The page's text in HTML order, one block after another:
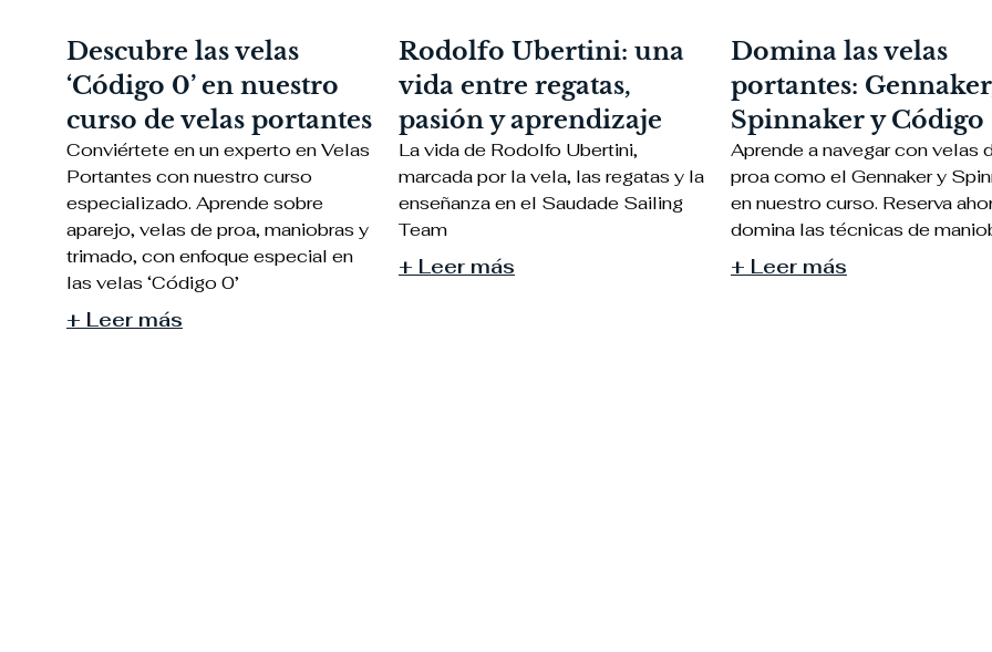
Descubre las velas
‘Código 0’ en nuestro
curso de velas portantes
Conviértete en un experto en Velas
Portantes con nuestro curso
especializado. Aprende sobre
aparejo, velas de proa, maniobras y
trimado, con enfoque especial en
las velas ‘Código 0’
+ Leer más
Rodolfo Ubertini: una
vida entre regatas,
pasión y aprendizaje
La vida de Rodolfo Ubertini,
marcada por la vela, las regatas y la
enseñanza en el Saudade Sailing
Team
+ Leer más
Domina las velas
portantes:
Spinnaker y Código
Aprende a navegar con velas
proa como el Gennaker y
en nuestro curso. Reserva
domina las técnicas de
+ Leer más